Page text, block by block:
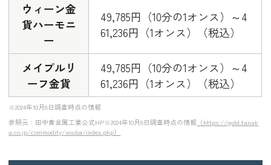
ウィーン金
貨ハーモニ
ー
49,785円（10分の1オンス）～4
61,236円（1オンス）（税込）
メイプルリ
ーフ金貨
49,785円（10分の1オンス）～4
61,236円（1オンス）（税込）
※2024年10月8日調査時点の情報
参照元：田中貴金属工業公式HP※2024年10月8日調査時点の情報 （https://gold.tanak
a.co.jp/commodity/souba/index.php）